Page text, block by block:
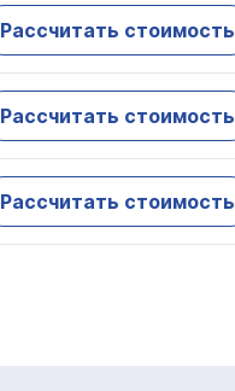
Рассчитать стоимость
Рассчитать стоимость
Рассчитать стоимость